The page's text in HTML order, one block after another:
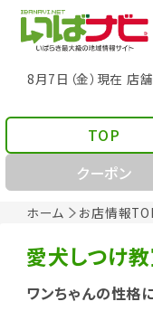
8月7日（金）現在
ホーム お店情報
TOP
クーポン
愛犬しつけ
ワンちゃんの性格